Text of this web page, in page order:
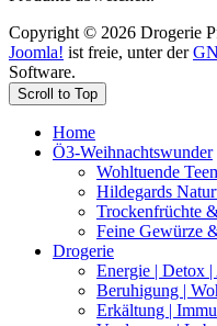
Copyright © 2026 Drogerie
Joomla! ist freie, unter der
Software.
Scroll to Top
Home
Ö3-Weihnachtswunder
Wohltuende
Hildegards
Trockenfrüchte
Feine Gewürze
Drogerie
Energie | Detox |
Beruhigung |
Erkältung |